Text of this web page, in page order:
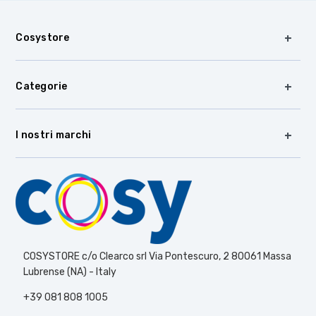
Cosystore
Categorie
I nostri marchi
COSYSTORE c/o Clearco srl Via Pontescuro, 2 80061 Massa
Lubrense (NA) - Italy
+39 081 808 1005